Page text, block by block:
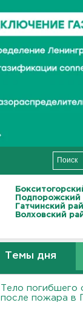
Подпорожский
Гатчинский
Волховский
Темы дня
Тело погибшего
после пожара в